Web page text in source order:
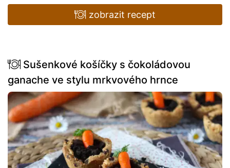
zobrazit recept
Sušenkové košíčky s čokoládovou
ganache ve stylu mrkvového hrnce